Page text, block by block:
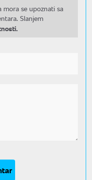
mora se upoznati sa
Slanjem